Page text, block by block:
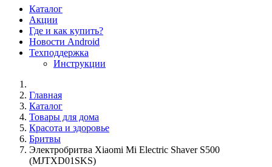
Каталог
Акции
Где и как купить?
Новости Android
Техподдержка
Инструкции
Главная
Каталог
Товары для дома
Красота и здоровье
Бритвы
Электробритва Xiaomi Mi Electric Shaver S500
(MJTXD01SKS)